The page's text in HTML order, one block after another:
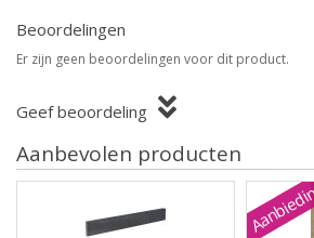
Beoordelingen
Er zijn geen beoordelingen voor dit product.
Geef beoordeling
Aanbevolen producten